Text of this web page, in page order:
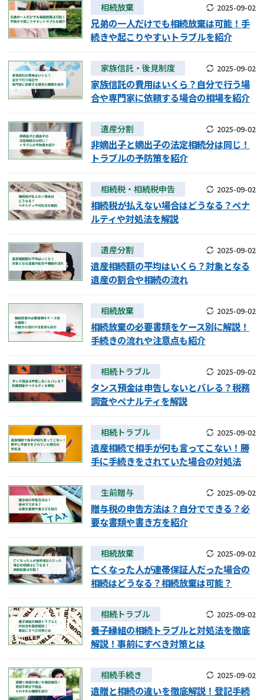
不動産評価(相続不動
産)
調査・アンケート
相続放棄 2025-09-02
兄弟の一人だけでも相続放棄は可能！手
続きや起こりやすいトラブルを紹介
家族信託・後見制度 2025-09-02
家族信託の費用はいくら？自分で行う場
合や専門家に依頼する場合の相場を紹介
遺産分割 2025-09-02
非嫡出子と嫡出子の法定相続分は同じ！
トラブルの予防策を紹介
相続税・相続税申告 2025-09-02
相続税が払えない場合はどうなる？ペナ
ルティや対処法を解説
遺産分割 2025-09-02
遺産相続額の平均はいくら？対象となる
遺産の割合や相続の流れ
相続放棄 2025-09-02
相続放棄の必要書類をケース別に解説！
手続きの流れや注意点も紹介
相続トラブル 2025-09-02
タンス預金は申告しないとバレる？税務
調査やペナルティを解説
相続トラブル 2025-09-02
遺産相続で相手が何も言ってこない！勝
手に手続きをされていた場合の対処法
生前贈与 2025-09-02
贈与税の申告方法は？自分でできる？必
要な書類や書き方を紹介
相続放棄 2025-09-02
亡くなった人が連帯保証人だった場合の
相続はどうなる？相続放棄は可能？
相続トラブル 2025-09-02
養子縁組の相続トラブルと対処法を徹底
解説！事前にすべき対策とは
相続手続き 2025-09-02
遺贈と相続の違いを徹底解説！登記手続